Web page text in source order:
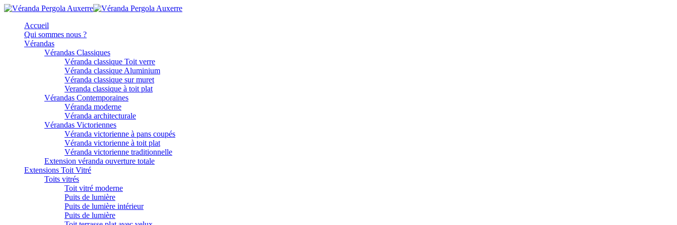
Accueil
Qui sommes nous ?
Vérandas
Vérandas Classiques
Véranda classique Toit verre
Véranda classique Aluminium
Véranda classique sur muret
Veranda classique à toit plat
Vérandas Contemporaines
Véranda moderne
Véranda architecturale
Vérandas Victoriennes
Véranda victorienne à pans coupés
Véranda victorienne à toit plat
Véranda victorienne traditionnelle
Extension véranda ouverture totale
Extensions Toit Vitré
Toits vitrés
Toit vitré moderne
Puits de lumière
Puits de lumière intérieur
Puits de lumière